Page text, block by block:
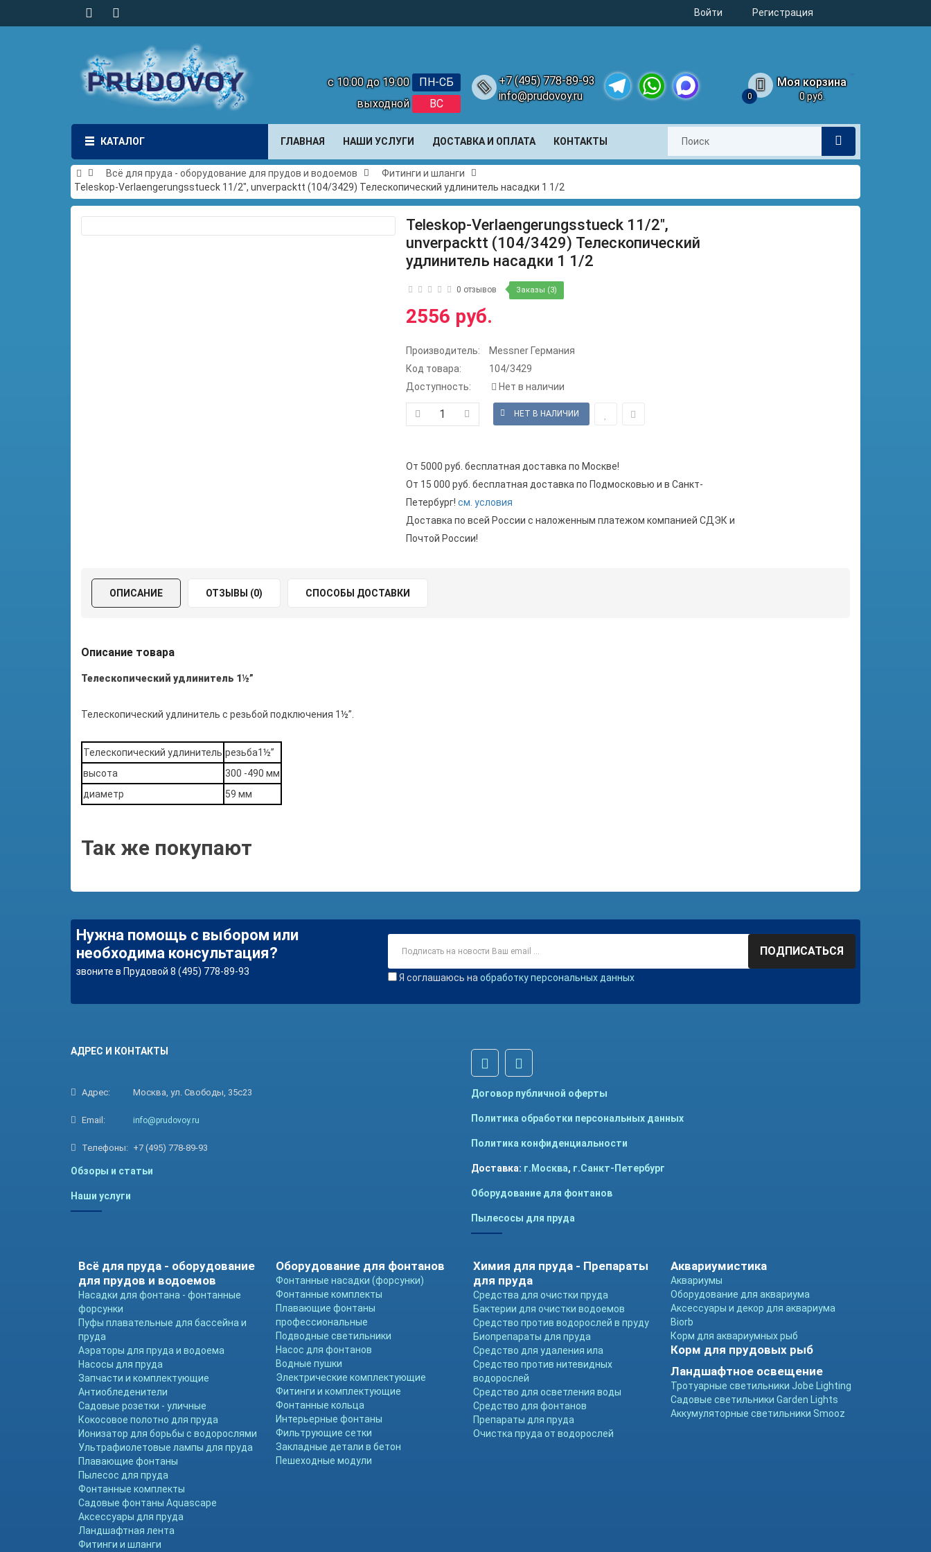
Войти Регистрация
с 10:00 до 19:00
ПН-СБ
выходной
ВС
+7 (495) 778-89-93
info@prudovoy.ru
Моя корзина
0 0 руб.
КАТАЛОГ ГЛАВНАЯ НАШИ УСЛУГИ ДОСТАВКА И ОПЛАТА КОНТАКТЫ
Всё для пруда - оборудование для прудов и водоемов
Фитинги и шланги
Teleskop-Verlaengerungsstueck 11/2", unverpacktt (104/3429) Телескопический удлинитель насадки 1 1/2
Teleskop-Verlaengerungsstueck 11/2",
unverpacktt (104/3429) Телескопический
удлинитель насадки 1 1/2
0 отзывов Заказы (3)
2556 руб.
Производитель:
Messner Германия
Код товара:
104/3429
Доступность:
Нет в наличии
От 5000 руб. бесплатная доставка по Москве!
От 15 000 руб. бесплатная доставка по Подмосковью и в Санкт-
Петербург! см. условия
Доставка по всей России с наложенным платежом компанией СДЭК и
Почтой России!
ОПИСАНИЕ ОТЗЫВЫ (0) СПОСОБЫ ДОСТАВКИ
Описание товара
Телескопический удлинитель 1½”
Телескопический удлинитель с резьбой подключения 1½”
Телескопический удлинитель резьба1½”
высота
300 -490 мм
диаметр
59 мм
Так же покупают
Нужна помощь с выбором или
необходима консультация?
звоните в Прудовой 8 (495) 778-89-93
ПОДПИСАТЬСЯ
Я соглашаюсь на обработку персональных данных
АДРЕС И КОНТАКТЫ
Адрес: Москва, ул. Свободы, 35с23
Email: info@prudovoy.ru
Телефоны: +7 (495) 778-89-93
Обзоры и статьи
Наши услуги
Договор публичной оферты
Политика обработки персональных данных
Политика конфиденциальности
Доставка: г.Москва, г.Санкт-Петербург
Оборудование для фонтанов
Пылесосы для пруда
Всё для пруда - оборудование
для прудов и водоемов
Насадки для фонтана - фонтанные
форсунки
Пуфы плавательные для бассейна и
пруда
Аэраторы для пруда и водоема
Насосы для пруда
Запчасти и комплектующие
Антиобледенители
Садовые розетки - уличные
Кокосовое полотно для пруда
Ионизатор для борьбы с водорослями
Ультрафиолетовые лампы для пруда
Плавающие фонтаны
Пылесос для пруда
Фонтанные комплекты
Садовые фонтаны Aquascape
Аксессуары для пруда
Ландшафтная лента
Фитинги и шланги
Оборудование для фонтанов
Фонтанные насадки (форсунки)
Фонтанные комплекты
Плавающие фонтаны
профессиональные
Подводные светильники
Насос для фонтанов
Водные пушки
Электрические комплектующие
Фитинги и комплектующие
Фонтанные кольца
Интерьерные фонтаны
Фильтрующие сетки
Закладные детали в бетон
Пешеходные модули
Химия для пруда - Препараты
для пруда
Средства для очистки пруда
Бактерии для очистки водоемов
Средство против водорослей в пруду
Биопрепараты для пруда
Средство для удаления ила
Средство против нитевидных
водорослей
Средство для осветления воды
Средство для фонтанов
Препараты для пруда
Очистка пруда от водорослей
Аквариумистика
Аквариумы
Оборудование для аквариума
Аксессуары и декор для аквариума
Biorb
Корм для аквариумных рыб
Корм для прудовых рыб
Ландшафтное освещение
Тротуарные светильники Jobe Lighting
Садовые светильники Garden Lights
Аккумуляторные светильники Smooz